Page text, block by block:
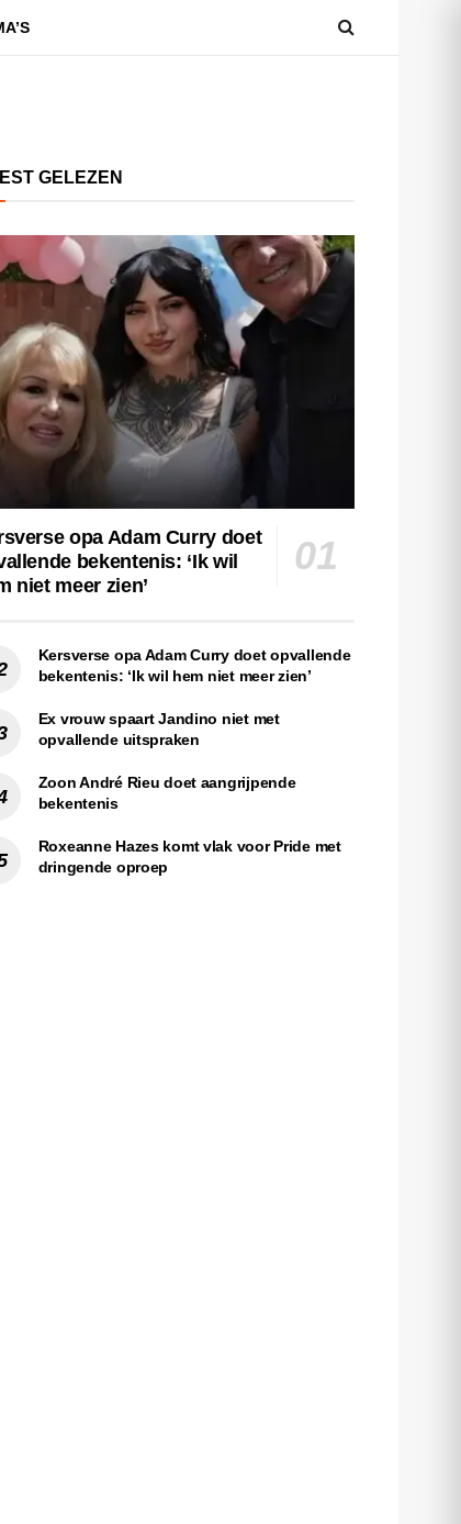
GELEZEN
opa Adam Curry doet
bekentenis: ‘Ik wil
niet meer zien’
Kersverse opa Adam Curry doet opvallende
bekentenis: ‘Ik wil hem niet meer zien’
Ex vrouw spaart Jandino niet met
opvallende uitspraken
Zoon André Rieu doet aangrijpende
bekentenis
Roxeanne Hazes komt vlak voor Pride met
dringende oproep